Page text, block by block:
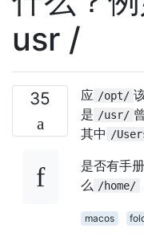
usr /
35 应 /opt/
是 /usr/
其中 /
是否有手
么 /home/
macos